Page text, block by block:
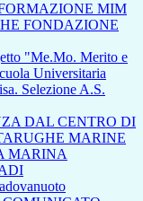
MIM
FONDAZIONE
"Me.Mo. Merito e
Universitaria
Selezione A.S.
DAL CENTRO DI
MARINE
MARINA